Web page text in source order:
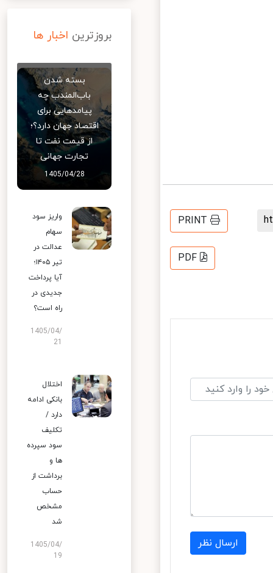
PRINT
PDF
ارسال نظر
بروزترین اخبار ها
بسته شدن
باب‌المندب چه
پیامدهایی برای
اقتصاد جهان دارد؟؛
از قیمت نفت تا
تجارت جهانی
1405/04/28
واریز سود
سهام
عدالت در
تیر ۱۴۰۵؛
آیا پرداخت
جدیدی در
راه است؟
1405/04/
اختلال
بانکی ادامه
دارد /
تکلیف
سود سپرده
ها و
برداشت از
حساب
مشخص
شد
1405/04/
19